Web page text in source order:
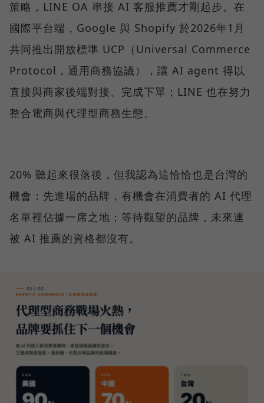
策略，LINE OA 串接 AI 客服推薦才剛起步。在
國際平台端，Google 與 Shopify 於2026年1月
共同推出開放標準 UCP（Universal Commerce
Protocol，通用商務協議），讓 AI agent 得以
直接與商家後端對接、完成下單；LINE 也在努力
整合電商與代理型商務生態。
20% 聽起來很落後，但我認為這恰恰也是台灣的
機會：先進場的品牌，有機會在消費者的 AI 代理
名單裡佔據一席之地；等待觀望的品牌，未來連
被 AI 推薦的資格都沒有。